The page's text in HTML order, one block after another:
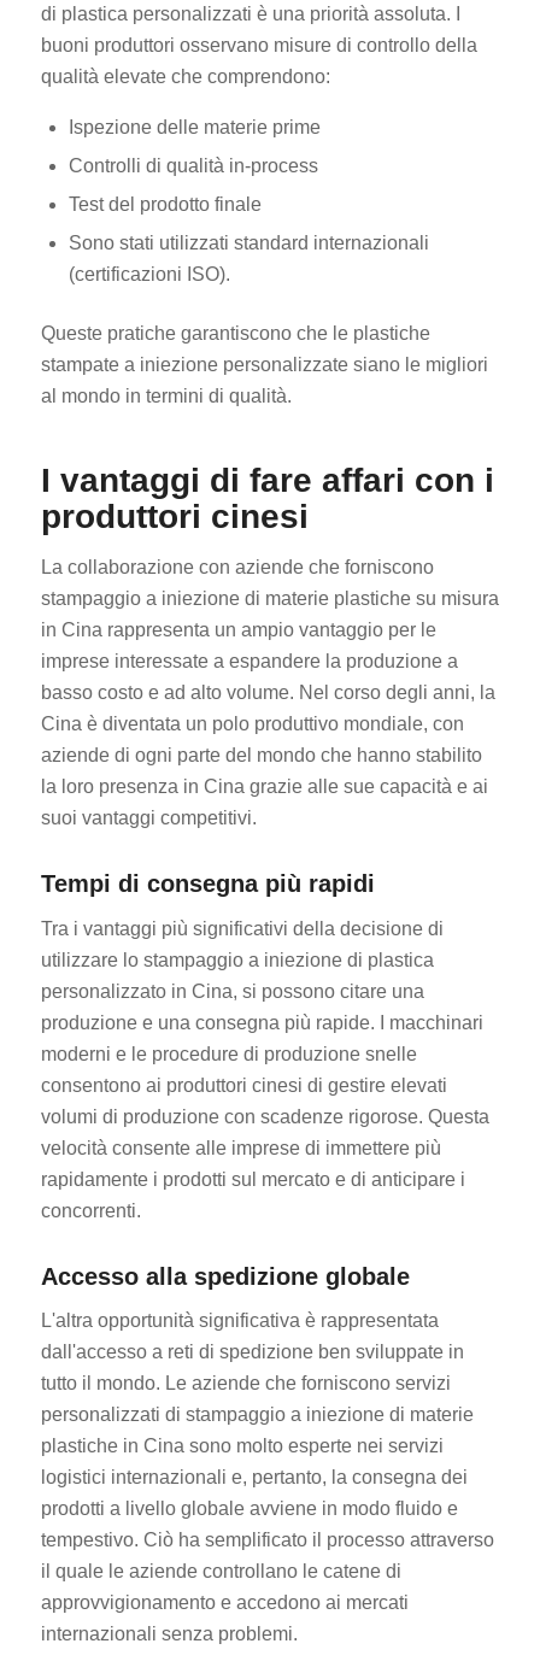
di plastica personalizzati è una priorità assoluta. I
buoni produttori osservano misure di controllo della
qualità elevate che comprendono:
Ispezione delle materie prime
Controlli di qualità in-process
Test del prodotto finale
Sono stati utilizzati standard internazionali
(certificazioni ISO).
Queste pratiche garantiscono che le plastiche
stampate a iniezione personalizzate siano le migliori
al mondo in termini di qualità.
I vantaggi di fare affari con i
produttori cinesi
La collaborazione con aziende che forniscono
stampaggio a iniezione di materie plastiche su misura
in Cina rappresenta un ampio vantaggio per le
imprese interessate a espandere la produzione a
basso costo e ad alto volume. Nel corso degli anni, la
Cina è diventata un polo produttivo mondiale, con
aziende di ogni parte del mondo che hanno stabilito
la loro presenza in Cina grazie alle sue capacità e ai
suoi vantaggi competitivi.
Tempi di consegna più rapidi
Tra i vantaggi più significativi della decisione di
utilizzare lo stampaggio a iniezione di plastica
personalizzato in Cina, si possono citare una
produzione e una consegna più rapide. I macchinari
moderni e le procedure di produzione snelle
consentono ai produttori cinesi di gestire elevati
volumi di produzione con scadenze rigorose. Questa
velocità consente alle imprese di immettere più
rapidamente i prodotti sul mercato e di anticipare i
concorrenti.
Accesso alla spedizione globale
L'altra opportunità significativa è rappresentata
dall'accesso a reti di spedizione ben sviluppate in
tutto il mondo. Le aziende che forniscono servizi
personalizzati di stampaggio a iniezione di materie
plastiche in Cina sono molto esperte nei servizi
logistici internazionali e, pertanto, la consegna dei
prodotti a livello globale avviene in modo fluido e
tempestivo. Ciò ha semplificato il processo attraverso
il quale le aziende controllano le catene di
approvvigionamento e accedono ai mercati
internazionali senza problemi.